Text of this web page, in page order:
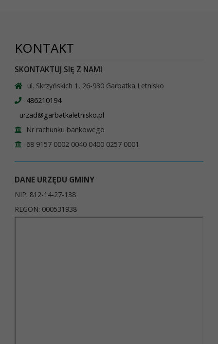
KONTAKT
SKONTAKTUJ SIĘ Z NAMI
ul. Skrzyńskich 1, 26-930 Garbatka Letnisko
486210194
urzad@garbatkaletnisko.pl
Nr rachunku bankowego
68 9157 0002 0040 0400 0257 0001
DANE URZĘDU GMINY
NIP: 812-14-27-138
REGON: 000531938